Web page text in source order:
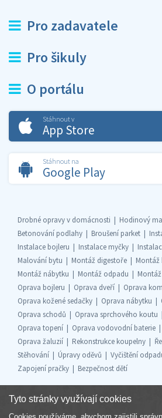
Pro zadavatele
Pro šikuly
O portálu
Stáhnout v
App Store
Stáhnout na
Google Play
Drobné opravy v domácnosti
Hodinový
Betonování podlahy
Broušení parket
Instalace bojleru
Instalace myčky
Malování bytu
Montáž digestoře
Montáž
Montáž nábytku
Montáž odpadu
Oprava bojleru
Oprava dveří
Oprava
Oprava kožené sedačky
Oprava nábytku
Oprava schodů
Oprava sprchového koutu
Oprava topení
Oprava vodovodní baterie
Oprava žaluzií
Rekonstrukce koupelny
Stěhování
Úpravy oděvů Vyčištění
Zapojení pračky
Bezpečnost dětí
Tyto stránky využívají cookies